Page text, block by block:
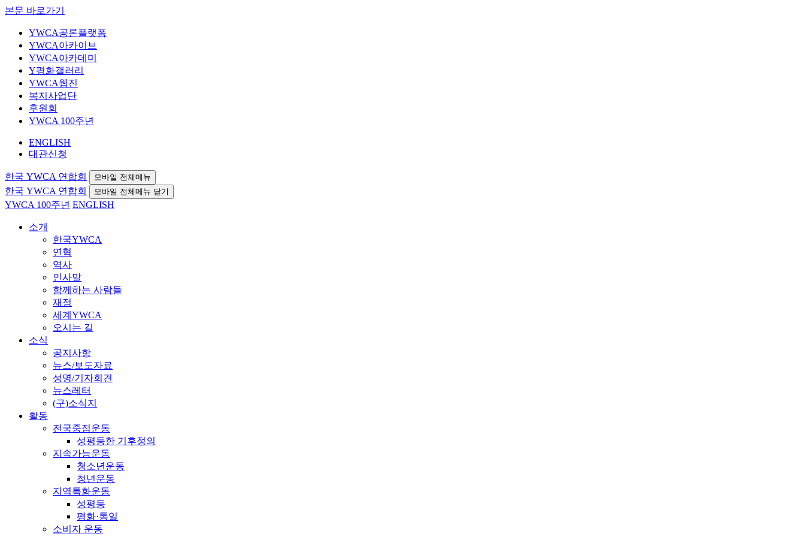
본문 바로가기
YWCA공론플랫폼
YWCA아카이브
YWCA아카데미
Y평화갤러리
YWCA웹진
복지사업단
후원회
YWCA 100주년
ENGLISH
대관신청
한국 YWCA 연합회 모바일 전체메뉴
한국 YWCA 연합회 모바일 전체메뉴 닫기
YWCA 100주년 ENGLISH
소개
한국YWCA
연혁
역사
인사말
함께하는 사람들
재정
세계YWCA
오시는 길
소식
공지사항
뉴스/보도자료
성명/기자회견
뉴스레터
(구)소식지
활동
전국중점운동
성평등한 기후정의
지속가능운동
청소년운동
청년운동
지역특화운동
성평등
평화·통일
소비자 운동